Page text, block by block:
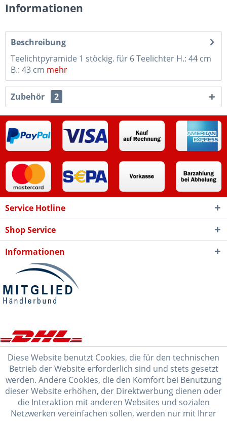
Informationen
Beschreibung
Teelichtpyramide 1 stöckig. für 6 Teelichter H.: 44 cm
B.: 43 cm mehr
Zubehör 2
Service Hotline
Shop Service
Informationen
Diese Website benutzt Cookies, die für den technischen
Betrieb der Website erforderlich sind und stets gesetzt
werden. Andere Cookies, die den Komfort bei Benutzung
dieser Website erhöhen, der Direktwerbung dienen oder
die Interaktion mit anderen Websites und sozialen
Netzwerken vereinfachen sollen, werden nur mit Ihrer